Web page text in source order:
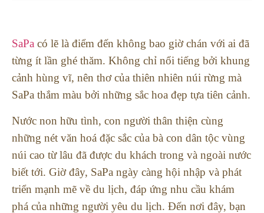
SaPa có lẽ là điểm đến không bao giờ chán với ai đã
từng ít lần ghé thăm. Không chỉ nổi tiếng bởi khung
cảnh hùng vĩ, nên thơ của thiên nhiên núi rừng mà
SaPa thắm màu bởi những sắc hoa đẹp tựa tiên cảnh.
Nước non hữu tình, con người thân thiện cùng
những nét văn hoá đặc sắc của bà con dân tộc vùng
núi cao từ lâu đã được du khách trong và ngoài nước
biết tới. Giờ đây, SaPa ngày càng hội nhập và phát
triển mạnh mẽ về du lịch, đáp ứng nhu cầu khám
phá của những người yêu du lịch. Đến nơi đây, bạn